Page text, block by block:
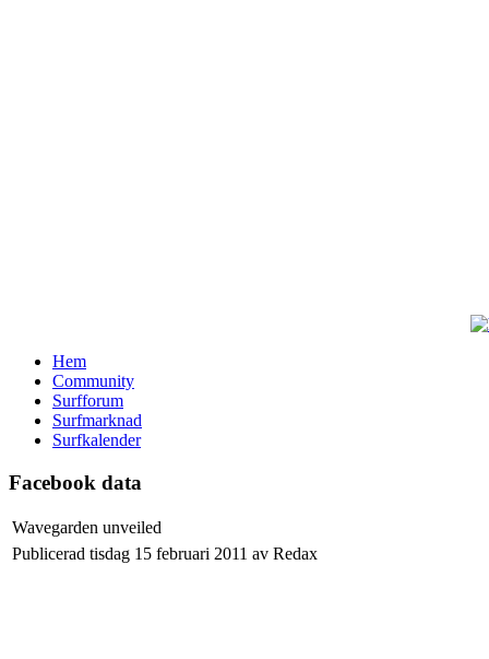
Hem
Community
Surfforum
Surfmarknad
Surfkalender
Facebook data
Wavegarden unveiled
Publicerad tisdag 15 februari 2011 av Redax